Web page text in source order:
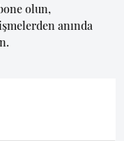
olun,
anında